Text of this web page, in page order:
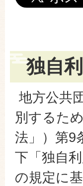
独自
地方公共
別するた
法」）第9
下「独自
の規定に